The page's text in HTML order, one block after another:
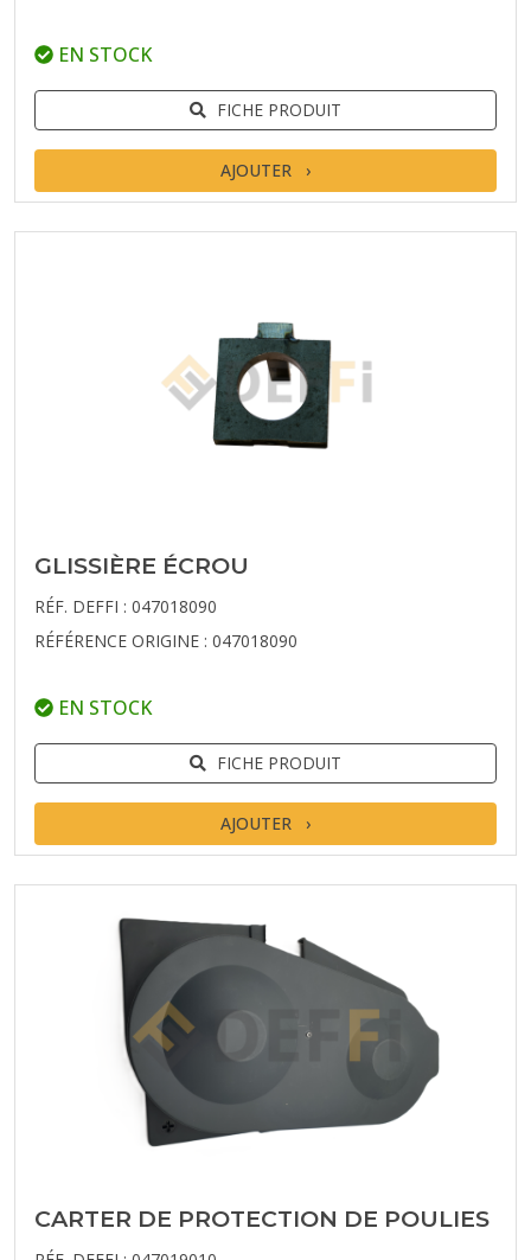
EN STOCK
FICHE PRODUIT
AJOUTER
GLISSIÈRE ÉCROU
RÉF. DEFFI : 047018090
RÉFÉRENCE ORIGINE : 047018090
EN STOCK
FICHE PRODUIT
AJOUTER
CARTER DE PROTECTION DE POULIES